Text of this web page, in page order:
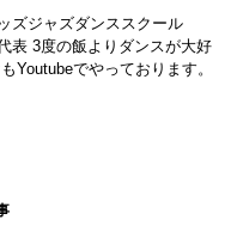
ズジャズダンススクール
3度の飯よりダンスが大好
Youtubeでやっております。